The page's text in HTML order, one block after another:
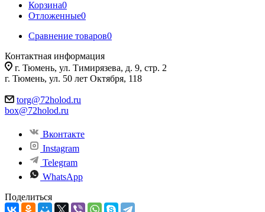
Корзина0
Отложенные0
Сравнение товаров0
Контактная информация
г. Тюмень, ул. Тимирязева, д. 9, стр. 2
г. Тюмень, ул. 50 лет Октября, 118
torg@72holod.ru
box@72holod.ru
Вконтакте
Instagram
Telegram
WhatsApp
Поделиться